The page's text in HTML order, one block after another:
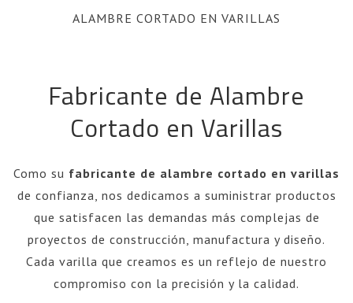
ALAMBRE CORTADO EN VARILLAS
Fabricante de Alambre
Cortado en Varillas
Como su fabricante de alambre cortado en varillas
de confianza, nos dedicamos a suministrar productos
que satisfacen las demandas más complejas de
proyectos de construcción, manufactura y diseño.
Cada varilla que creamos es un reflejo de nuestro
compromiso con la precisión y la calidad.